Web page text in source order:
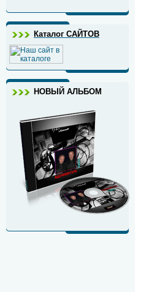
Каталог САЙТОВ
НОВЫЙ АЛЬБОМ